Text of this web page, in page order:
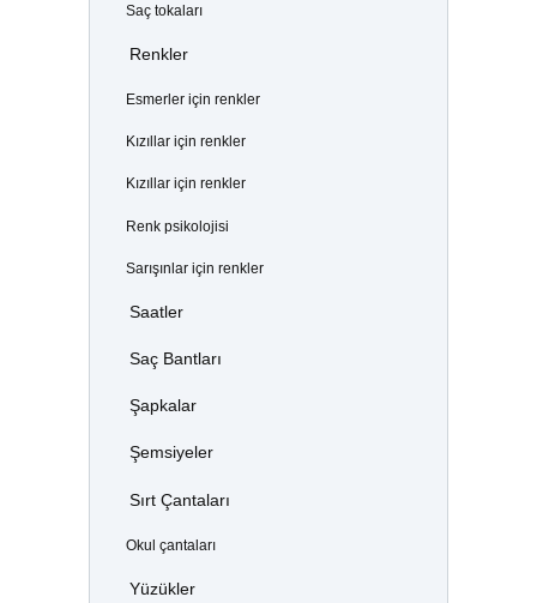
Saç tokaları
Renkler
Esmerler için renkler
Kızıllar için renkler
Kızıllar için renkler
Renk psikolojisi
Sarışınlar için renkler
Saatler
Saç Bantları
Şapkalar
Şemsiyeler
Sırt Çantaları
Okul çantaları
Yüzükler